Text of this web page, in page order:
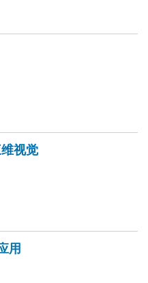
视觉
用